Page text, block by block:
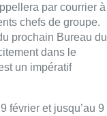
par courrier à
chefs de groupe.
prochain Bureau du
dans le
un impératif
février et jusqu’au 9